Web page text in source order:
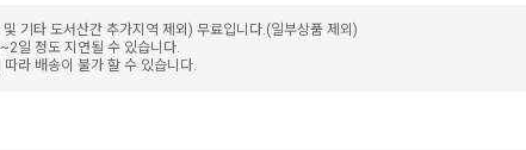
기타 도서산간 추가지역 제외) 무료입니다.(일부상품 제외)
일 정도 지연될 수 있습니다.
라 배송이 불가 할 수 있습니다.